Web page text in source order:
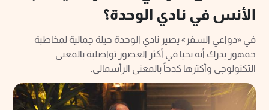
الأنس في نادي الوحدة؟
في «دواعي السفر» يصير نادي الوحدة حيلة جمالية لمخاطبة
جمهور يدرك أنه يحيا في أكثر العصور تواصلية بالمعنى
التكنولوجي وأكثرها كدحاً بالمعنى الرأسمالي.